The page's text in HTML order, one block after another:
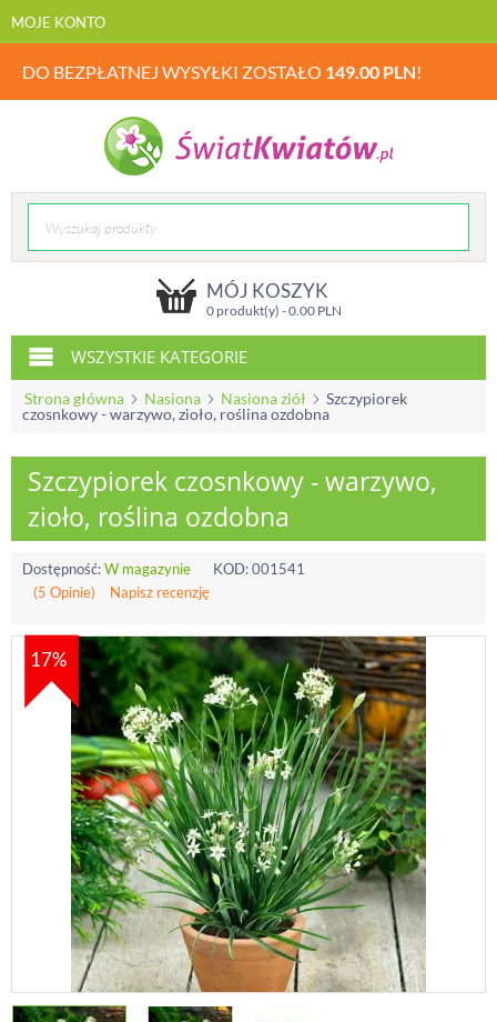
MOJE KONTO
DO BEZPŁATNEJ WYSYŁKI ZOSTAŁO 149.00 PLN!
MÓJ KOSZYK
0 produkt(y) -0.00PLN
WSZYSTKIE KATEGORIE
Strona główna Nasiona Nasiona ziół
Szczypiorek
czosnkowy - warzywo, zioło, roślina ozdobna
Szczypiorek czosnkowy - warzywo,
zioło, roślina ozdobna
Dostępność:W magazynie KOD:001541
(5 Opinie)
Napisz recenzję
17%